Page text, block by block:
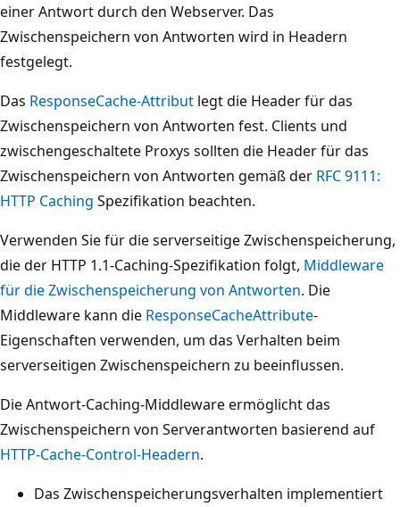
einer Antwort durch den Webserver. Das
Zwischenspeichern von Antworten wird in Headern
festgelegt.
Das ResponseCache-Attribut legt die Header für das
Zwischenspeichern von Antworten fest. Clients und
zwischengeschaltete Proxys sollten die Header für das
Zwischenspeichern von Antworten gemäß der RFC 9111:
HTTP Caching Spezifikation beachten.
Verwenden Sie für die serverseitige Zwischenspeicherung,
die der HTTP 1.1-Caching-Spezifikation folgt, Middleware
für die Zwischenspeicherung von Antworten. Die
Middleware kann die ResponseCacheAttribute-
Eigenschaften verwenden, um das Verhalten beim
serverseitigen Zwischenspeichern zu beeinflussen.
Die Antwort-Caching-Middleware ermöglicht das
Zwischenspeichern von Serverantworten basierend auf
HTTP-Cache-Control-Headern.
Das Zwischenspeicherungsverhalten implementiert